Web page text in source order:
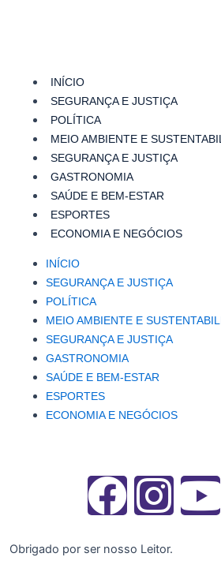
INÍCIO
SEGURANÇA E JUSTIÇA
POLÍTICA
MEIO AMBIENTE E
SEGURANÇA E JUSTIÇA
GASTRONOMIA
SAÚDE E BEM-ESTAR
ESPORTES
ECONOMIA E NEGÓCIOS
INÍCIO
SEGURANÇA E JUSTIÇA
POLÍTICA
MEIO AMBIENTE E
SEGURANÇA E JUSTIÇA
GASTRONOMIA
SAÚDE E BEM-ESTAR
ESPORTES
ECONOMIA E NEGÓCIOS
F
a
I
n
Y
Obrigado por ser nosso Leitor.